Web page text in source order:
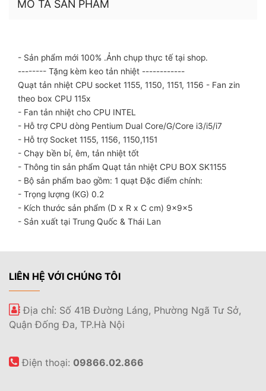
MÔ TẢ SẢN PHẨM
- Sản phẩm mới 100% .Ảnh chụp thực tế tại shop.
-------- Tặng kèm keo tản nhiệt ------------
Quạt tản nhiệt CPU socket 1155, 1150, 1151, 1156 - Fan zin
theo box CPU 115x
- Fan tản nhiệt cho CPU INTEL
- Hỗ trợ CPU dòng Pentium Dual Core/G/Core i3/i5/i7
- Hỗ trợ Socket 1155, 1156, 1150,1151
- Chạy bền bỉ, êm, tản nhiệt tốt
- Thông tin sản phẩm Quạt tản nhiệt CPU BOX SK1155
- Bộ sản phẩm bao gồm: 1 quạt Đặc điểm chính:
- Trọng lượng (KG) 0.2
- Kích thước sản phẩm (D x R x C cm) 9x9x5
- Sản xuất tại Trung Quốc & Thái Lan
LIÊN HỆ VỚI CHÚNG TÔI
Địa chỉ: Số 41B Đường Láng, Phường Ngã Tư Sở,
Quận Đống Đa, TP.Hà Nội
Điện thoại: 09866.02.866